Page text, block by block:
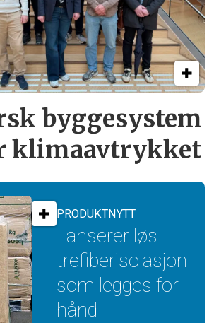
byggesystem
klimaavtrykket
PRODUKTNYTT
Lanserer løs
trefiber­isolasjon
som legges for
hånd